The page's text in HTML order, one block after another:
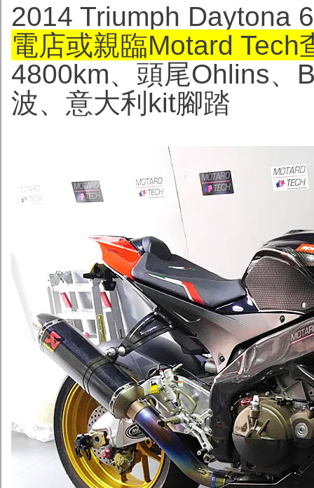
2014 Triumph Daytona
電店或親臨Motard Tech
4800km、頭尾Ohlins、
波、意大利kit腳踏